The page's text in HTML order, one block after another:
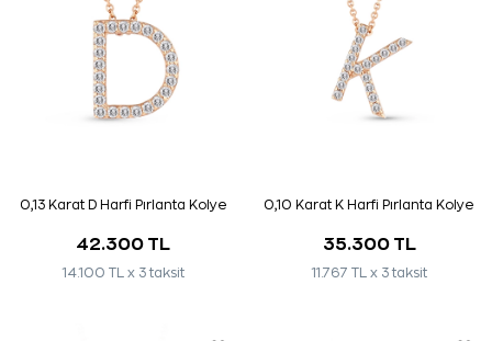
0,13 Karat D Harfi Pırlanta Kolye
42.300 TL
14.100 TL x 3 taksit
0,10 Karat K Harfi Pırlanta Kolye
35.300 TL
11.767 TL x 3 taksit